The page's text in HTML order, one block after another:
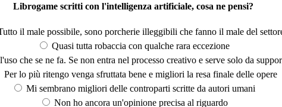
Librogame scritti con l'intelligenza artificiale, cosa ne pensi?
il male possibile, sono porcherie illeggibili che fanno il male del
Quasi tutta robaccia con qualche rara eccezione
che se ne fa. Se non entra nel processo creativo e serve solo da
Per lo più ritengo venga sfruttata bene e migliori la resa finale delle opere
Mi sembrano migliori delle controparti scritte da autori umani
Non ho ancora un'opinione precisa al riguardo